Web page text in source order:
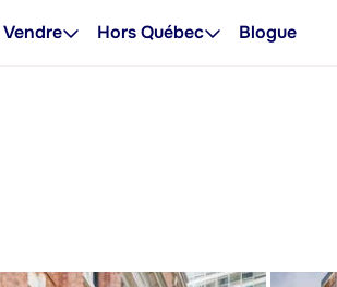
Vendre Hors Québec Blogue